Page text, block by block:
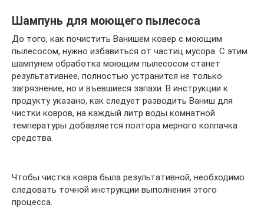
Шампунь для моющего пылесоса
До того, как почистить Ванишем ковер с моющим
пылесосом, нужно избавиться от частиц мусора. С этим
шампунем обработка моющим пылесосом станет
результативнее, полностью устранится не только
загрязнение, но и въевшиеся запахи. В инструкции к
продукту указано, как следует разводить Ваниш для
чистки ковров, на каждый литр воды комнатной
температуры добавляется полтора мерного колпачка
средства.
Чтобы чистка ковра была результативной, необходимо
следовать точной инструкции выполнения этого
процесса.